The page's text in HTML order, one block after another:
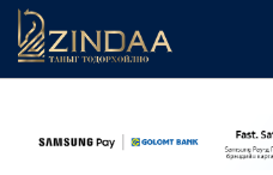
ТВ8